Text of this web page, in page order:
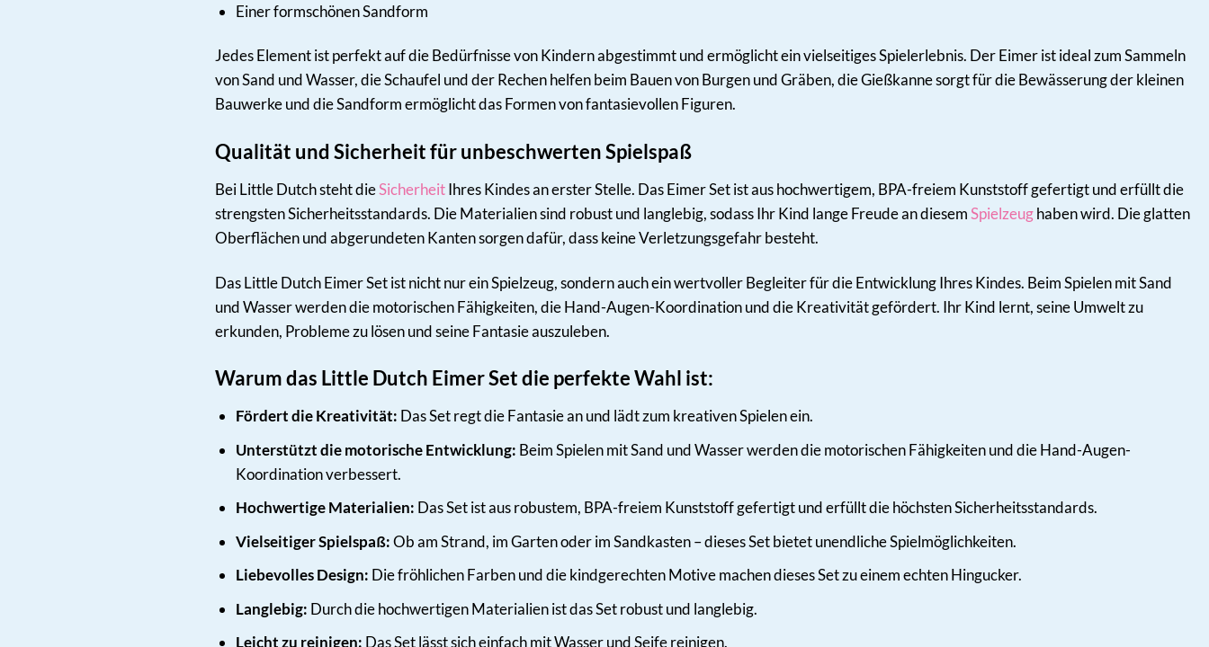
Einer formschönen Sandform
Jedes Element ist perfekt auf die Bedürfnisse von Kindern abgestimmt und ermöglicht ein vielseitiges Spielerlebnis. Der Eimer ist ideal zum Sammeln
von Sand und Wasser, die Schaufel und der Rechen helfen beim Bauen von Burgen und Gräben, die Gießkanne sorgt für die Bewässerung der kleinen
Bauwerke und die Sandform ermöglicht das Formen von fantasievollen Figuren.
Qualität und Sicherheit für unbeschwerten Spielspaß
Bei Little Dutch steht dieSicherheitIhres Kindes an erster Stelle. Das Eimer Set ist aus hochwertigem, BPA-freiem Kunststoff gefertigt und erfüllt die
strengsten Sicherheitsstandards. Die Materialien sind robust und langlebig, sodass Ihr Kind lange Freude an diesemSpielzeughaben wird. Die glatten
Oberflächen und abgerundeten Kanten sorgen dafür, dass keine Verletzungsgefahr besteht.
Das Little Dutch Eimer Set ist nicht nur ein Spielzeug, sondern auch ein wertvoller Begleiter für die Entwicklung Ihres Kindes. Beim Spielen mit Sand
und Wasser werden die motorischen Fähigkeiten, die Hand-Augen-Koordination und die Kreativität gefördert. Ihr Kind lernt, seine Umwelt zu
erkunden, Probleme zu lösen und seine Fantasie auszuleben.
Warum das Little Dutch Eimer Set die perfekte Wahl ist:
Fördert die Kreativität: Das Set regt die Fantasie an und lädt zum kreativen Spielen ein.
Unterstützt die motorische Entwicklung: Beim Spielen mit Sand und Wasser werden die motorischen Fähigkeiten und die Hand-Augen-
Koordination verbessert.
Hochwertige Materialien: Das Set ist aus robustem, BPA-freiem Kunststoff gefertigt und erfüllt die höchsten Sicherheitsstandards.
Vielseitiger Spielspaß:Ob am Strand, im Garten oder im Sandkasten – dieses Set bietet unendliche Spielmöglichkeiten.
Liebevolles Design: Die fröhlichen Farben und die kindgerechten Motive machen dieses Set zu einem echten Hingucker.
Langlebig: Durch die hochwertigen Materialien ist das Set robust und langlebig.
Leicht zu reinigen: Das Set lässt sich einfach mit Wasser und Seife reinigen.